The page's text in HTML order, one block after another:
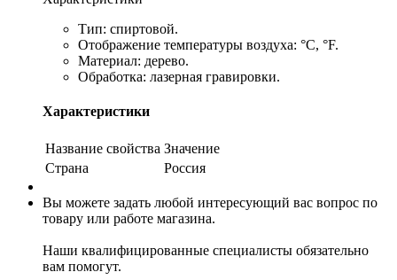
Тип: спиртовой.
Отображение температуры воздуха: °C, °F.
Материал: дерево.
Обработка: лазерная гравировки.
Характеристики
Название свойства Значение
Страна
Россия
Вы можете задать любой интересующий вас вопрос по
товару или работе магазина.
Наши квалифицированные специалисты обязательно
вам помогут.